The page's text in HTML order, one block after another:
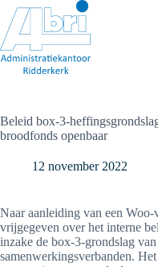
naar
de
inhoud
Beleid box-3-
broodfonds openbaar
12 november 2022
Naar aanleiding van een
vrijgegeven over het interne
inzake de box-3-grondslag van
samenwerkingsverbanden.